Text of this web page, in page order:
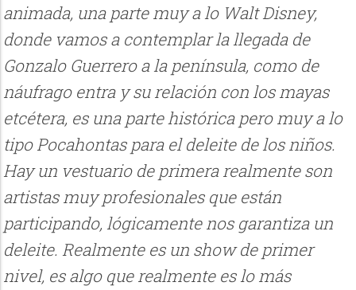
animada, una parte muy a lo Walt Disney,
donde vamos a contemplar la llegada de
Gonzalo Guerrero a la península, como de
náufrago entra y su relación con los mayas
etcétera, es una parte histórica pero muy a lo
tipo Pocahontas para el deleite de los niños.
Hay un vestuario de primera realmente son
artistas muy profesionales que están
participando, lógicamente nos garantiza un
deleite. Realmente es un show de primer
nivel, es algo que realmente es lo más